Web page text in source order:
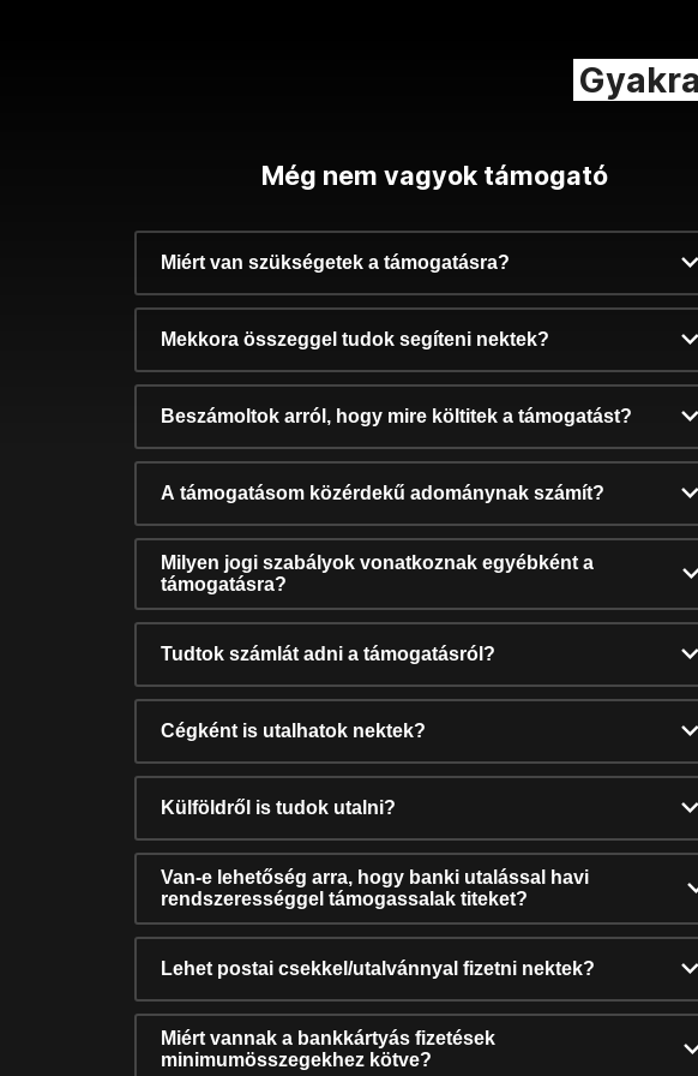
Még nem vagyok támogató
Miért van szükségetek a támogatásra?
Mekkora összeggel tudok segíteni nektek?
Beszámoltok arról, hogy mire költitek a támogatást?
A támogatásom közérdekű adománynak számít?
Milyen jogi szabályok vonatkoznak egyébként a
támogatásra?
Tudtok számlát adni a támogatásról?
Cégként is utalhatok nektek?
Külföldről is tudok utalni?
Van-e lehetőség arra, hogy banki utalással havi
rendszerességgel támogassalak titeket?
Lehet postai csekkel/utalvánnyal fizetni nektek?
Miért vannak a bankkártyás fizetések
minimumösszegekhez kötve?